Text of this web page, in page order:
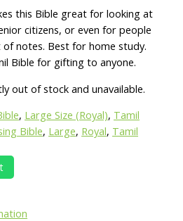
this Bible great for looking at
citizens, or even for people
notes. Best for home study.
Bible for gifting to anyone.
out of stock and unavailable.
, Large Size (Royal), Tamil
Bible, Large, Royal, Tamil